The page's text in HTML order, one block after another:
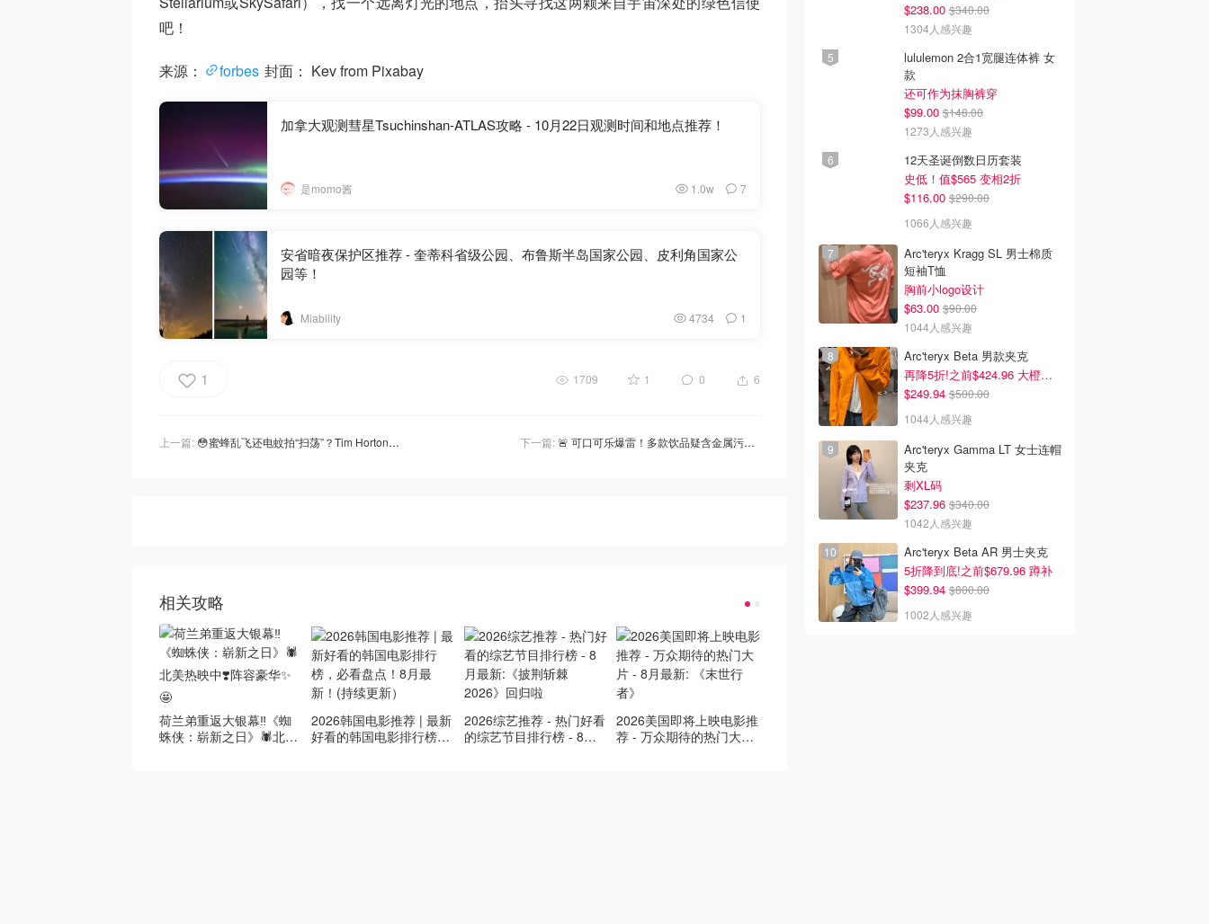
吧！
来源： forbes 封面： Kev from Pixabay
加拿大观测彗星Tsuchinshan-ATLAS攻略 - 10月22日观测时间和地点推荐！
是momo酱 1.0w 7
安省暗夜保护区推荐 - 奎蒂科省级公园、布鲁斯半岛国家公园、皮利角国家公
园等！
Miability 4734 1
1 1709 1 0 6
上一篇: 😳蜜蜂乱飞还电蚊拍“扫荡”？Tim Hortons又被拍到离谱操作，加拿大网友看傻！ 下一篇:🚨 可口可乐爆雷！多款饮品疑含金属污染，超4000罐被紧急召回！
相关攻略
荷兰弟重返大银幕‼️《蜘
蛛侠：崭新之日》🕷️北美
2026韩国电影推荐 | 最新
好看的韩国电影排行榜，
2026综艺推荐 - 热门好看
的综艺节目排行榜 - 8月
2026美国即将上映电影推
荐 - 万众期待的热门大片
$238.00 $340.00
1304人感兴趣
lululemon 2合1宽腿连体裤 女
款
还可作为抹胸裤穿
$99.00 $148.00
1273人感兴趣
12天圣诞倒数日历套装
史低！值$565 变相2折
$116.00 $290.00
1066人感兴趣
Arc'teryx Kragg SL 男士棉质
短袖T恤
胸前小logo设计
$63.00 $90.00
1044人感兴趣
Arc'teryx Beta 男款夹克
再降5折!之前$424.96 大橙子好显白 蹲补
$249.94 $500.00
1044人感兴趣
Arc'teryx Gamma LT 女士连帽
夹克
剩XL码
$237.96 $340.00
1042人感兴趣
Arc'teryx Beta AR 男士夹克
5折降到底!之前$679.96 蹲补
$399.94 $800.00
1002人感兴趣